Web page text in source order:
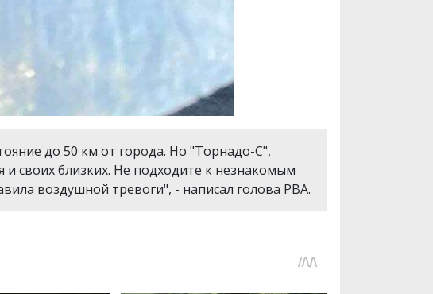
до 50 км от города. Но "Торнадо-С",
своих близких. Не подходите к незнакомым
воздушной тревоги", - написал голова РВА.